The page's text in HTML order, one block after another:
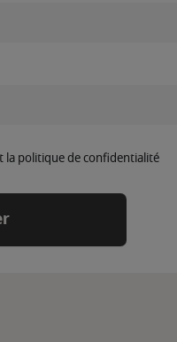
la politique de confidentialité